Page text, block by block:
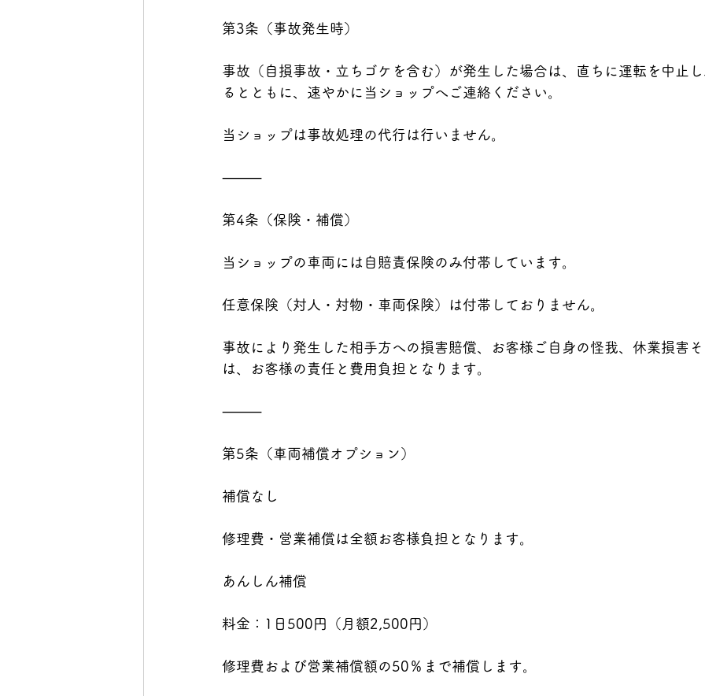
第3条（事故発生時）
事故（自損事故・立ちゴケを含む）が発生した場合は、直ちに運転を中止
るとともに、速やかに当ショップへご連絡ください。
当ショップは事故処理の代行は行いません。
⸻
第4条（保険・補償）
当ショップの車両には自賠責保険のみ付帯しています。
任意保険（対人・対物・車両保険）は付帯しておりません。
事故により発生した相手方への損害賠償、お客様ご自身の怪我、休業損害
は、お客様の責任と費用負担となります。
⸻
第5条（車両補償オプション）
補償なし
修理費・営業補償は全額お客様負担となります。
あんしん補償
料金：1日500円（月額2,500円）
修理費および営業補償額の50％まで補償します。